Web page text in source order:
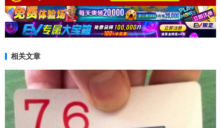
相关文章